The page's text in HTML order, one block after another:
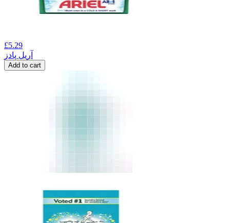
£5.29
آریل پادز
Add to cart